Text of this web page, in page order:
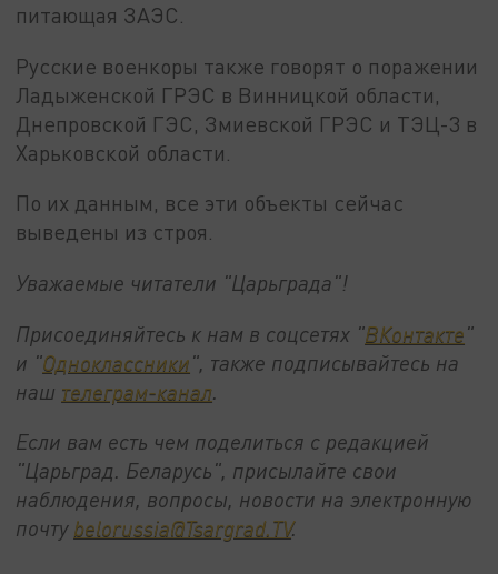
питающая ЗАЭС.
Русские военкоры также говорят о поражении
Ладыженской ГРЭС в Винницкой области,
Днепровской ГЭС, Змиевской ГРЭС и ТЭЦ-3 в
Харьковской области.
По их данным, все эти объекты сейчас
выведены из строя.
Уважаемые читатели "Царьграда"!
Присоединяйтесь к нам в соцсетях "ВКонтакте"
и "Одноклассники", также подписывайтесь на
наш телеграм-канал
Если вам есть чем поделиться с редакцией
"Царьград. Беларусь", присылайте свои
наблюдения, вопросы, новости на электронную
почту belorussia@Tsargrad.TV.